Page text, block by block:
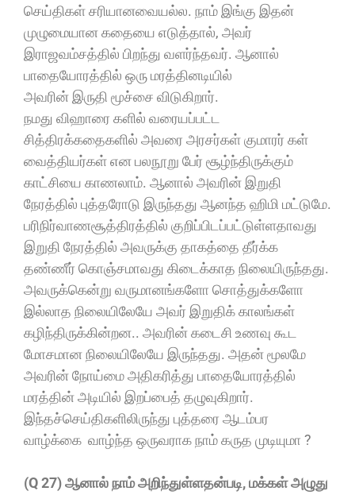
செய்திகள் சரியானவையல்ல. நாம் இங்கு இதன்
முழுமையான கதையை எடுத்தால், அவர்
இராஜவம்சத்தில் பிறந்து வளர்ந்தவர். ஆனால்
பாதையோரத்தில் ஒரு மரத்தினடியில்
அவரின் இருதி மூச்சை விடுகிறார்.
நமது விஹாரை களில் வரையப்பட்ட
சித்திரக்கதைகளில் அவரை அரசர்கள் குமாரர் கள்
வைத்தியர்கள் என பலநூறு பேர் சூழ்ந்திருக்கும்
காட்சியை காணலாம். ஆனால் அவரின் இறுதி
நேரத்தில் புத்தரோடு இருந்தது ஆனந்த ஹிமி மட்டுமே.
பரிநிர்வாணசூத்திரத்தில் குறிப்பிடப்பட்டுள்ளதாவது
இறுதி நேரத்தில் அவருக்கு தாகத்தை தீர்க்க
தண்ணீர் கொஞ்சமாவது கிடைக்காத நிலையிருந்தது.
அவருக்கென்று வருமானங்களோ சொத்துக்களோ
இல்லாத நிலையிலேயே அவர் இறுதிக் காலங்கள்
கழிந்திருக்கின்றன.. அவரின் கடைசி உணவு கூட
மோசமான நிலையிலேயே இருந்தது. அதன் மூலமே
அவரின் நோய்மை அதிகரித்து பாதையோரத்தில்
மரத்தின் அடியில் இறப்பைத் தழுவுகிறார்.
இந்தச்செய்திகளிலிருந்து புத்தரை ஆடம்பர
வாழ்க்கை வாழ்ந்த ஒருவராக நாம் கருத முடியுமா ?
(Q 27) ஆனால் நாம் அறிந்துள்ளதன்படி, மக்கள் அழுது